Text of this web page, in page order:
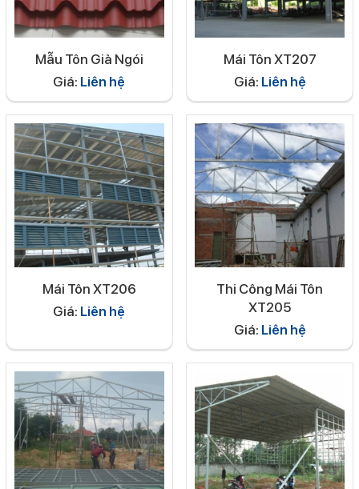
Mẫu Tôn Giả Ngói
Giá: Liên hệ
Mái Tôn XT207
Giá: Liên hệ
Mái Tôn XT206
Giá: Liên hệ
Thi Công Mái Tôn
XT205
Giá: Liên hệ